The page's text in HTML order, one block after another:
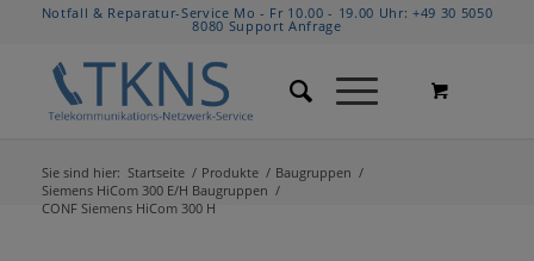
Notfall & Reparatur-Service Mo - Fr 10.00 - 19.00 Uhr:+49 30 5050
8080 Support Anfrage
Sie sind hier: Startseite / Produkte / Baugruppen /
Siemens HiCom 300 E/H Baugruppen /
CONF Siemens HiCom 300 H